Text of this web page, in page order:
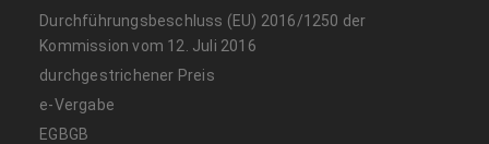
Durchführungsbeschluss (EU) 2016/1250 der
Kommission vom 12. Juli 2016
durchgestrichener Preis
e-Vergabe
EGBGB